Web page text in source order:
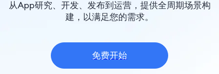
从App研究、开发、发布到运营，提供全周期场景构
建，以满足您的需求。
免费开始